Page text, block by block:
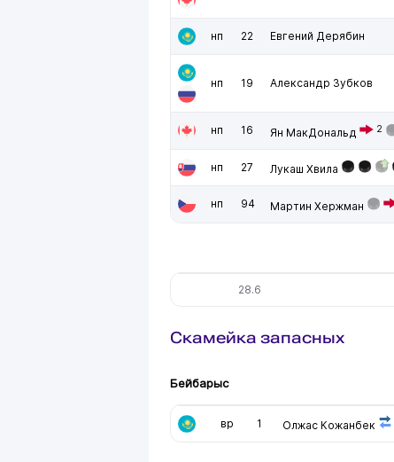
нп 22 Евгений Дерябин
нп 19 Александр Зубков
нп 16 Ян МакДональд 2
нп 27 Лукаш Хвила
нп 94 Мартин Хержман
28.6
Скамейка запасных
Бейбарыс
вр 1 Олжас Кожанбек